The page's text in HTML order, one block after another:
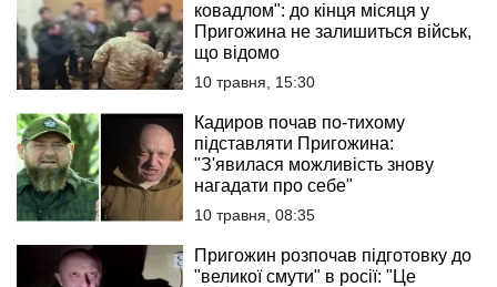
ковадлом": до кінця місяця у
Пригожина не залишиться військ,
що відомо
10 травня, 15:30
Кадиров почав по-тихому
підставляти Пригожина:
"З'явилася можливість знову
нагадати про себе"
10 травня, 08:35
Пригожин розпочав підготовку до
"великої смути" в росії: "Це